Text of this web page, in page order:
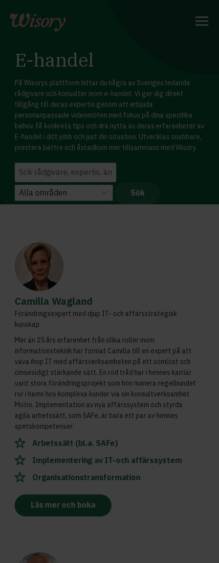
content
E-handel
På Wisorys plattform hittar du några av Sveriges ledande
rådgivare och konsulter inom e-handel. Vi ger dig direkt
tillgång till deras expertis genom att erbjuda
personanpassade videomöten med fokus på dina specifika
behov. Få konkreta tips och dra nytta av deras erfarenheter av
E-handel i ditt jobb och just din situation. Utvecklas snabbare,
prestera bättre och åstadkom mer tillsammans med Wisory.
Camilla Wagland
Förändringsexpert med djup IT- och affärsstrategisk
kunskap
Mer än 25 års erfarenhet från olika roller inom
informationsteknik har format Camilla till en expert på att
väva ihop IT med affärsverksamheten på ett sömlöst och
ömsesidigt stärkande sätt. En röd tråd har i hennes karriär
varit stora förändringsprojekt som hon numera regelbundet
ror i hamn hos komplexa kunder via sin konsultverksamhet
Motio. Implementation av nya affärssystem och styrda
agila arbetssätt, som SAFe, är bara ett par av hennes
spetskompetenser.
Arbetssätt (bl.a. SAFe)
Implementering av IT-och affärssystem
Organisationstransformation
Läs mer och boka